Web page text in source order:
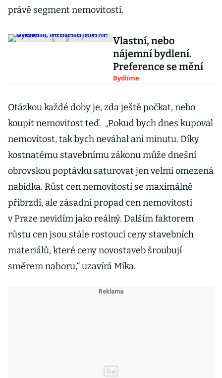
právě segment nemovitostí.
Vlastní, nebo
nájemní bydlení.
Preference se mění
Bydlíme
Otázkou každé doby je, zda ještě počkat, nebo
koupit nemovitost teď. „Pokud bych dnes kupoval
nemovitost, tak bych neváhal ani minutu. Díky
kostnatému stavebnímu zákonu může dnešní
obrovskou poptávku saturovat jen velmi omezená
nabídka. Růst cen nemovitostí se maximálně
přibrzdí, ale zásadní propad cen nemovitostí
v Praze nevidím jako reálný. Dalším faktorem
růstu cen jsou stále rostoucí ceny stavebních
materiálů, které ceny novostaveb šroubují
směrem nahoru,“ uzavírá Míka.